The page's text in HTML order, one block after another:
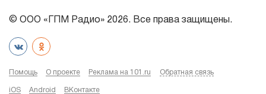
© ООО «ГПМ Радио» 2026. Все права защищены.
Помощь О проекте Реклама на 101.ru Обратная связь
iOS Android ВКонтакте